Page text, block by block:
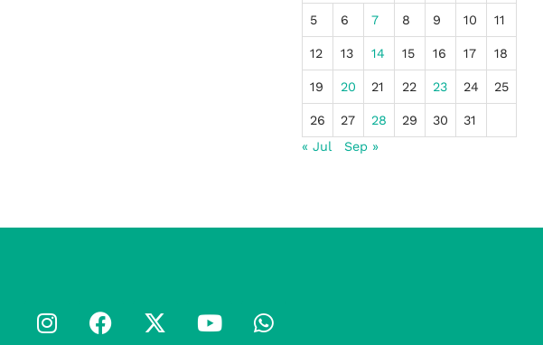
5 6 7 8 9 10 11
12 13 14 15 16 17 18
19 20 21 22 23 24 25
26 27 28 29 30
31
« Jul
Sep »